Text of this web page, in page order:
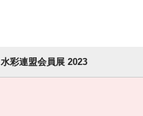
水彩連盟会員展 2023